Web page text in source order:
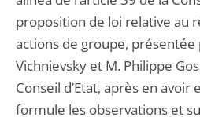
proposition de loi relative au
actions de groupe,
Vichnievsky et M. Philippe
Conseil d’Etat, après en
formule les observations et